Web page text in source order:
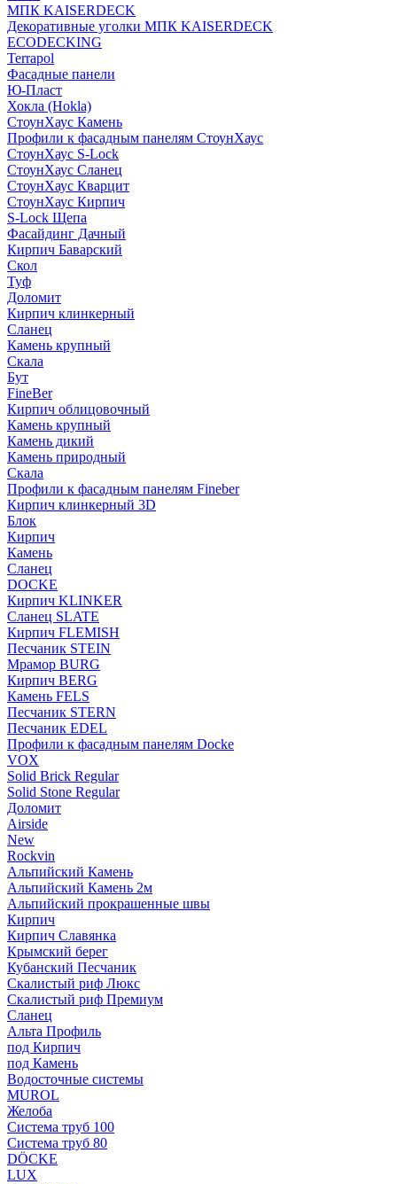
МПК KAISERDECK
Декоративные уголки МПК KAISERDECK
ECODECKING
Terrapol
Фасадные панели
Ю-Пласт
Хокла (Hokla)
СтоунХаус Камень
Профили к фасадным панелям СтоунХаус
СтоунХаус S-Lock
СтоунХаус Сланец
СтоунХаус Кварцит
СтоунХаус Кирпич
S-Lock Щепа
Фасайдинг Дачный
Кирпич Баварский
Скол
Туф
Доломит
Кирпич клинкерный
Сланец
Камень крупный
Скала
Бут
FineBer
Кирпич облицовочный
Камень крупный
Камень дикий
Камень природный
Скала
Профили к фасадным панелям Fineber
Кирпич клинкерный 3D
Блок
Кирпич
Камень
Сланец
DOCKE
Кирпич KLINKER
Сланец SLATE
Кирпич FLEMISH
Пес­ча­ник STEIN
Мрамор BURG
Кирпич BERG
Камень FELS
Пес­ча­ник STERN
Пес­ча­ник EDEL
Профили к фасадным панелям Docke
VOX
Solid Brick Regular
Solid Stone Regular
Доломит
Airside
New
Rockvin
Альпийский Камень
Альпийский Камень 2м
Альпийский прокрашенные швы
Кирпич
Кирпич Славянка
Крымский берег
Кубанский Песчаник
Скалистый риф Люкс
Скалистый риф Премиум
Сланец
Альта Профиль
под Кирпич
под Камень
Водосточные системы
MUROL
Желоба
Система труб 100
Система труб 80
DÖCKE
LUX